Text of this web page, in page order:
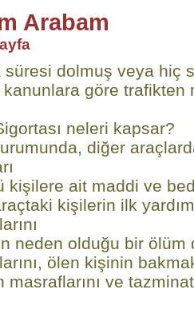
Arabam
süresi dolmuş veya hiç
kanunlara göre trafikten
neleri kapsar?
diğer
kişilere ait maddi ve
kişilerin ilk
neden olduğu bir
ölen kişinin
masraflarını ve